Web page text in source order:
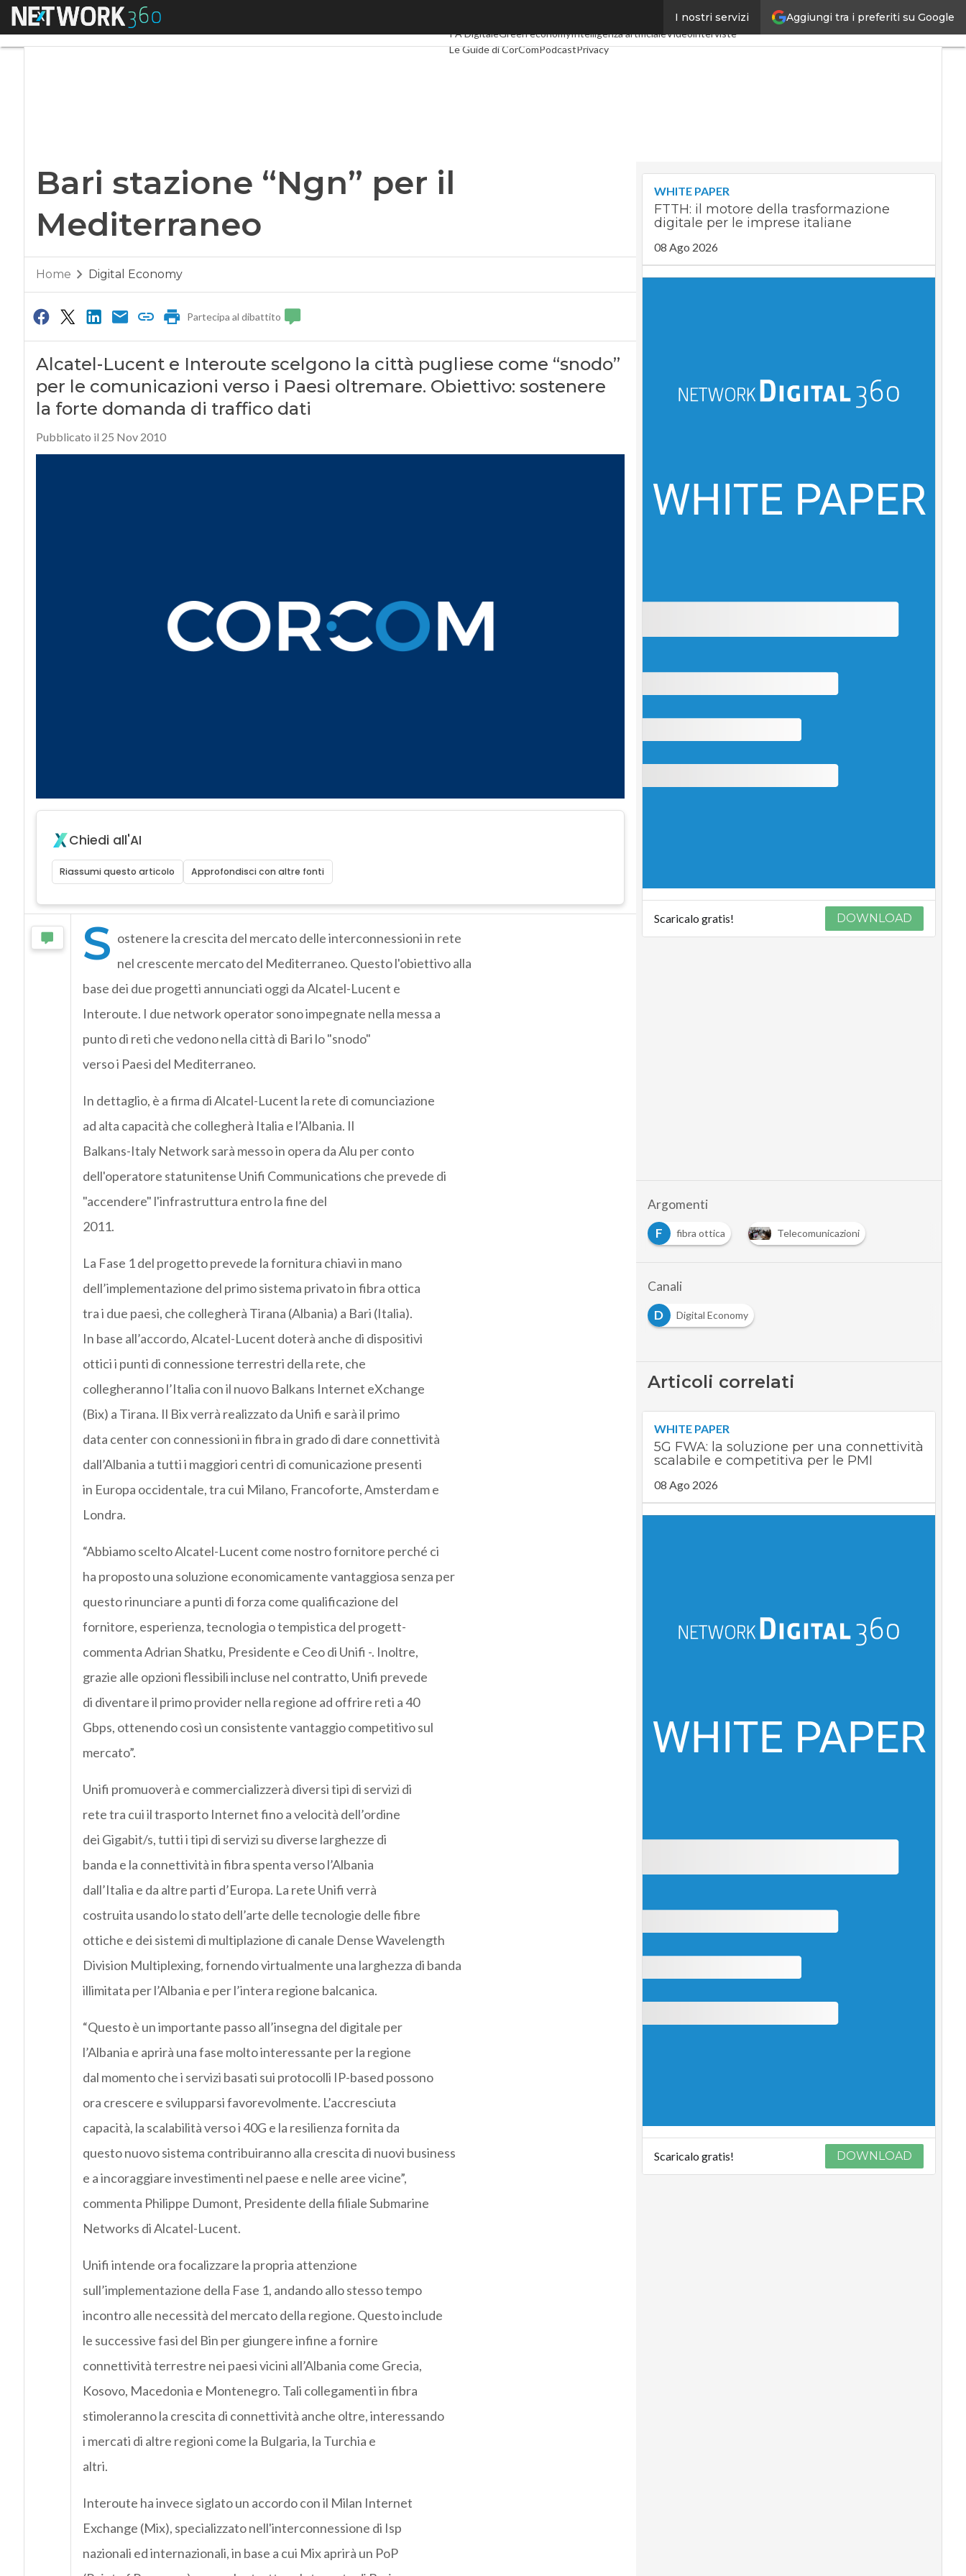
Aggiungi tra i preferiti su Google
I nostri servizi
Menu
SpacEconomy
PA DigitaleGreen economyIntelligenza artificialeVideointerviste
Le Guide di CorComPodcastPrivacy
Bari stazione “Ngn” per il
Mediterraneo
Home Digital Economy
Partecipa al dibattito
Alcatel-Lucent e Interoute scelgono la città pugliese come “snodo”
per le comunicazioni verso i Paesi oltremare. Obiettivo: sostenere
la forte domanda di traffico dati
Pubblicato il 25 Nov 2010
Chiedi all'AI
Riassumi questo articolo Approfondisci con altre fonti
S ostenere la crescita del mercato delle interconnessioni in rete
nel crescente mercato del Mediterraneo. Questo l'obiettivo alla
base dei due progetti annunciati oggi da Alcatel-Lucent e
Interoute. I due network operator sono impegnate nella messa a
punto di reti che vedono nella città di Bari lo "snodo"
verso i Paesi del Mediterraneo.
In dettaglio, è a firma di Alcatel-Lucent la rete di comunciazione
ad alta capacità che collegherà Italia e l’Albania. Il
Balkans-Italy Network sarà messo in opera da Alu per conto
dell'operatore statunitense Unifi Communications che prevede di
"accendere" l'infrastruttura entro la fine del
2011.
La Fase 1 del progetto prevede la fornitura chiavi in mano
dell’implementazione del primo sistema privato in fibra ottica
tra i due paesi, che collegherà Tirana (Albania) a Bari (Italia).
In base all’accordo, Alcatel-Lucent doterà anche di dispositivi
ottici i punti di connessione terrestri della rete, che
collegheranno l’Italia con il nuovo Balkans Internet eXchange
(Bix) a Tirana. Il Bix verrà realizzato da Unifi e sarà il primo
data center con connessioni in fibra in grado di dare connettività
dall’Albania a tutti i maggiori centri di comunicazione presenti
in Europa occidentale, tra cui Milano, Francoforte, Amsterdam e
Londra.
“Abbiamo scelto Alcatel-Lucent come nostro fornitore perché ci
ha proposto una soluzione economicamente vantaggiosa senza per
questo rinunciare a punti di forza come qualificazione del
fornitore, esperienza, tecnologia o tempistica del progett-
commenta Adrian Shatku, Presidente e Ceo di Unifi -. Inoltre,
grazie alle opzioni flessibili incluse nel contratto, Unifi prevede
di diventare il primo provider nella regione ad offrire reti a 40
Gbps, ottenendo così un consistente vantaggio competitivo sul
mercato”.
Unifi promuoverà e commercializzerà diversi tipi di servizi di
rete tra cui il trasporto Internet fino a velocità dell’ordine
dei Gigabit/s, tutti i tipi di servizi su diverse larghezze di
banda e la connettività in fibra spenta verso l’Albania
dall’Italia e da altre parti d’Europa. La rete Unifi verrà
costruita usando lo stato dell’arte delle tecnologie delle fibre
ottiche e dei sistemi di multiplazione di canale Dense Wavelength
Division Multiplexing, fornendo virtualmente una larghezza di banda
illimitata per l’Albania e per l’intera regione balcanica.
“Questo è un importante passo all’insegna del digitale per
l’Albania e aprirà una fase molto interessante per la regione
dal momento che i servizi basati sui protocolli IP-based possono
ora crescere e svilupparsi favorevolmente. L’accresciuta
capacità, la scalabilità verso i 40G e la resilienza fornita da
questo nuovo sistema contribuiranno alla crescita di nuovi business
e a incoraggiare investimenti nel paese e nelle aree vicine”,
commenta Philippe Dumont, Presidente della filiale Submarine
Networks di Alcatel-Lucent.
Unifi intende ora focalizzare la propria attenzione
sull’implementazione della Fase 1, andando allo stesso tempo
incontro alle necessità del mercato della regione. Questo include
le successive fasi del Bin per giungere infine a fornire
connettività terrestre nei paesi vicini all’Albania come Grecia,
Kosovo, Macedonia e Montenegro. Tali collegamenti in fibra
stimoleranno la crescita di connettività anche oltre, interessando
i mercati di altre regioni come la Bulgaria, la Turchia e
altri.
Interoute ha invece siglato un accordo con il Milan Internet
Exchange (Mix), specializzato nell'interconnessione di Isp
nazionali ed internazionali, in base a cui Mix aprirà un PoP
WHITE PAPER
FTTH: il motore della trasformazione
digitale per le imprese italiane
08 Ago 2026
Scaricalo gratis! DOWNLOAD
Argomenti
F
fibra ottica Telecomunicazioni
Canali
D
Digital Economy
Articoli correlati
WHITE PAPER
5G FWA: la soluzione per una connettività
scalabile e competitiva per le PMI
08 Ago 2026
Scaricalo gratis! DOWNLOAD